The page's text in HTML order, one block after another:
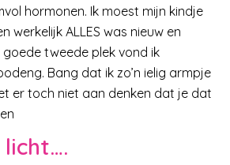
hormonen. Ik moest mijn kindje
werkelijk ALLES was nieuw en
tweede plek vond ik
Bang dat ik zo’n ielig armpje
er toch niet aan denken dat je dat
licht….